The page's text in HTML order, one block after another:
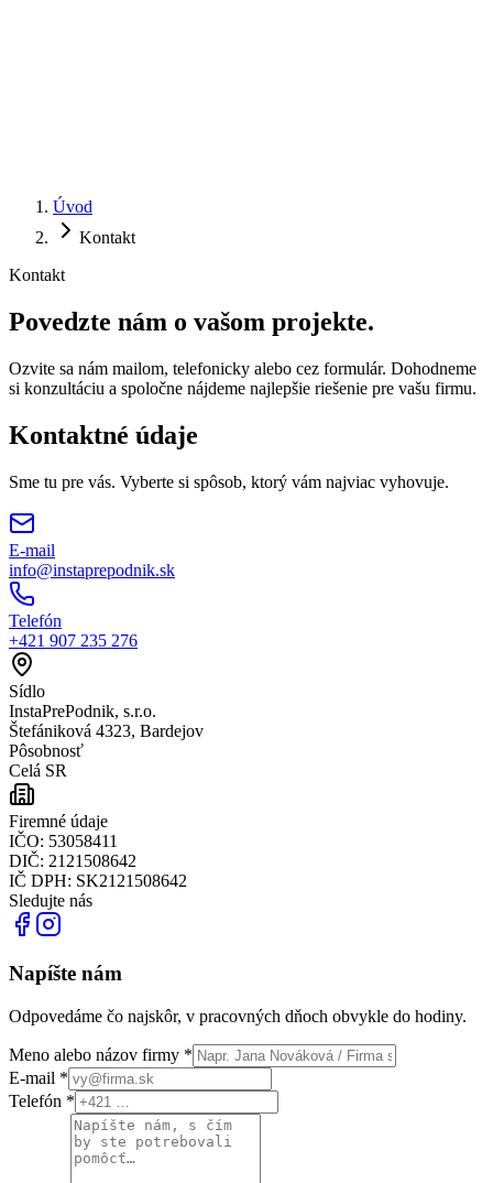
Úvod
Kontakt
Kontakt
Povedzte nám o vašom projekte.
Ozvite sa nám mailom, telefonicky alebo cez formulár. Dohodneme
si konzultáciu a spoločne nájdeme najlepšie riešenie pre vašu firmu.
Kontaktné údaje
Sme tu pre vás. Vyberte si spôsob, ktorý vám najviac vyhovuje.
E-mail
info@instaprepodnik.sk
Telefón
+421 907 235 276
Sídlo
InstaPrePodnik, s.r.o.
Štefániková 4323, Bardejov
Pôsobnosť
Celá SR
Firemné údaje
IČO: 53058411
DIČ: 2121508642
IČ DPH: SK2121508642
Sledujte nás
Napíšte nám
Odpovedáme čo najskôr, v pracovných dňoch obvykle do hodiny.
Meno alebo názov firmy *
E-mail *
Telefón *